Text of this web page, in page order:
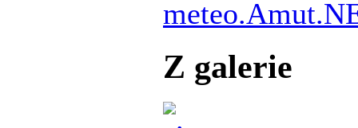
Z galerie